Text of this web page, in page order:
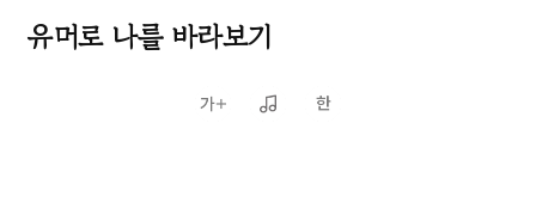
유머로 나를 바라보기